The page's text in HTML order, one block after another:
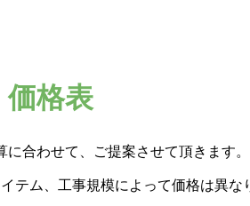
価格表
合わせて、ご提案させて頂きます。
テム、工事規模によって価格は異な